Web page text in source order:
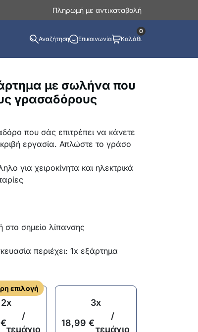
Πληρωμή με αντικαταβολή
Αναζήτηση Επικοινωνία Καλάθι
0
με σωλήνα που
γρασαδόρους
που σάς επιτρέπει να κάνετε
εργασία. Απλώστε το γράσο
για χειροκίνητα και ηλεκτρικά
στο σημείο λίπανσης
περιέχει: 1x εξάρτημα
επιλογή
2x
€
/
τεμάχιο
3x
18,99€
/
τεμάχιο